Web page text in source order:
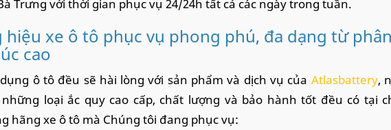
Trưng với thời gian phục vụ 24/24h tất cả các ngày trong tuần.
hiệu xe ô tô phục vụ phong phú, đa dạng từ
cao
ô tô đều sẽ hài lòng với sản phẩm và dịch vụ của Atlasbattery,
loại ắc quy cao cấp, chất lượng và bảo hành tốt đều có tại
hãng xe ô tô mà Chúng tôi đang phục vụ: